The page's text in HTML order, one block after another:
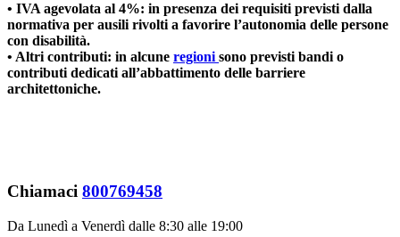
• IVA agevolata al 4%: in presenza dei requisiti previsti dalla
normativa per ausili rivolti a favorire l’autonomia delle persone
con disabilità.
• Altri contributi: in alcune regioni sono previsti bandi o
contributi dedicati all’abbattimento delle barriere
architettoniche.
Chiamaci 800769458
Da Lunedì a Venerdì dalle 8:30 alle 19:00